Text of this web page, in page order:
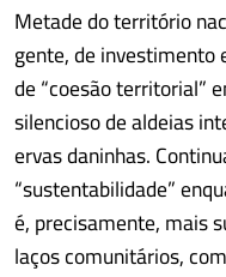
Metade do território
gente, de investimento
de “coesão territorial”
silencioso de aldeias
ervas daninhas.
“sustentabilidade”
é, precisamente, mais
laços comunitários,